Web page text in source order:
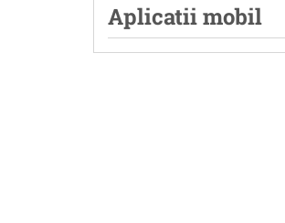
Aplicatii mobil